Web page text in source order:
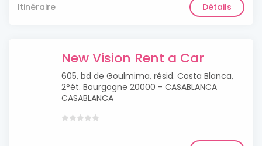
Itinéraire Détails
New Vision Rent a Car
605, bd de Goulmima, résid. Costa Blanca,
2°ét. Bourgogne 20000 - CASABLANCA
CASABLANCA